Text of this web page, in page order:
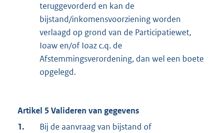
teruggevorderd en kan de
bijstand/inkomensvoorziening worden
verlaagd op grond van de Participatiewet,
Ioaw en/of Ioaz c.q. de
Afstemmingsverordening, dan wel een boete
opgelegd.
Artikel 5 Valideren van gegevens
1.
Bij de aanvraag van bijstand of